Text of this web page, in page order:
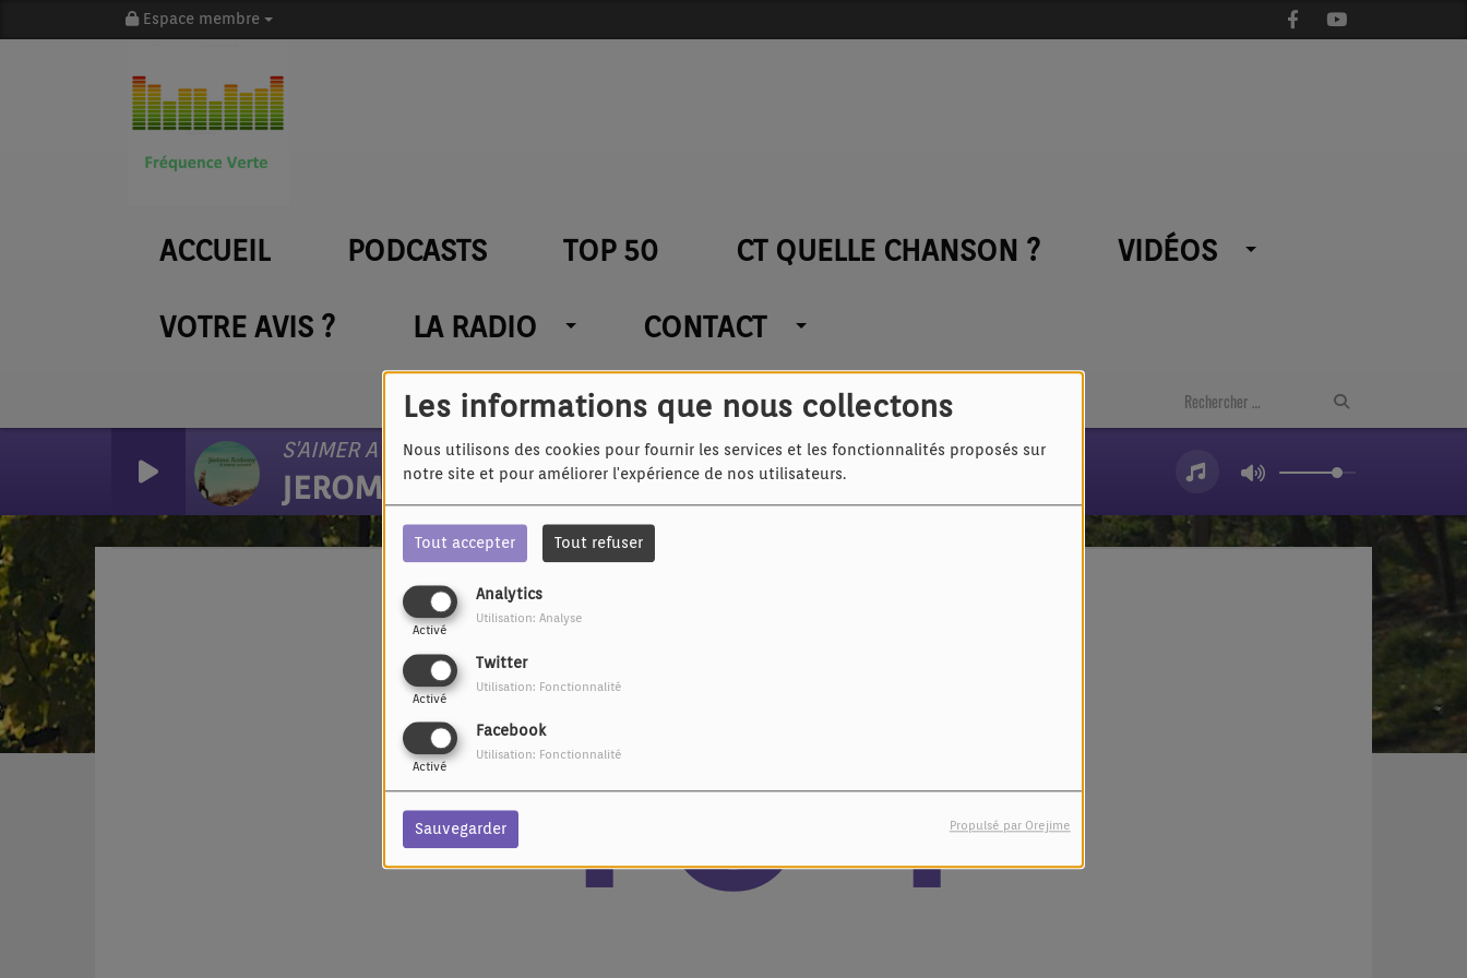
Les informations que nous collectons
Nous utilisons des cookies pour fournir les services et les fonctionnalités proposés sur
notre site et pour améliorer l'expérience de nos utilisateurs.
Tout accepter Tout refuser
Analytics
Activé
Utilisation: Analyse
Twitter
Activé
Utilisation: Fonctionnalité
Facebook
Activé
Utilisation: Fonctionnalité
Sauvegarder Propulsé par Orejime
Espace membre
ACCUEIL PODCASTS TOP 50 CT QUELLE CHANSON ? VIDÉOS
VOTRE AVIS ? LA RADIO CONTACT
S'AIMER A PERDRE LA TETE
JEROME ANTONY
404